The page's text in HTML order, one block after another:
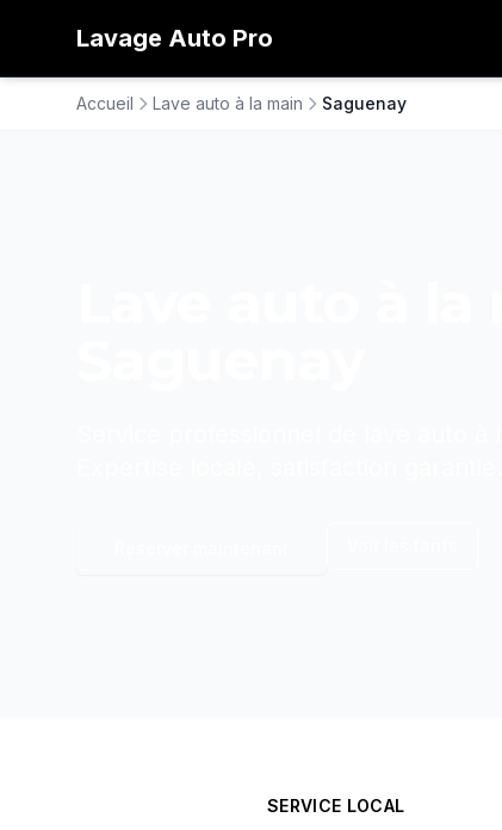
Lavage Auto Pro
Accueil Lave auto à la main Saguenay
SERVICE LOCAL